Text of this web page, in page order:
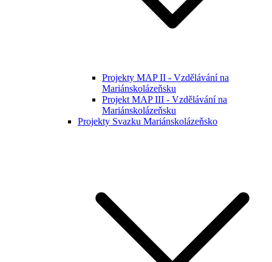
Projekty MAP II - Vzdělávání na
Mariánskolázeňsku
Projekt MAP III - Vzdělávání na
Mariánskolázeňsku
Projekty Svazku Mariánskolázeňsko